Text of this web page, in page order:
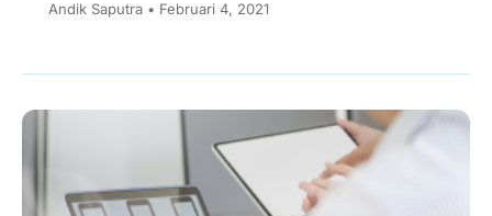
penting untuk...
Andik Saputra • Februari 4, 2021